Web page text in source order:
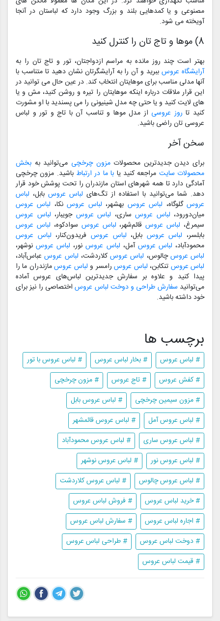
مصنوعی و یا کمدهایی بلند و بزرگ وجود دارد که لباستان در آنجا
آویخته می شود.
8) موها و تاج تان را کنترل کنید
بهتر است چند روز مانده به مراسم ازدواجتان، تور و تاج تان را به
آرایشگاه عروسببرید و آن را به آرایشگرتان نشان دهید تا متناسب با
آنها مدلی مناسب برای موهایتان انتخاب کند. در عین حال می توانید در
این قرار ملاقات درباره اینکه موهایتان را تیره و روشن کنید، مش و یا
های لایت کنید و یا حتی چه مدل شینیونی را می پسندید با او مشورت
کنید تا روز عروسی از مدل موها و تناسب آن با تاج و تور و لباس
عروسی تان راضی باشید.
سخن آخر
برای دیدن جدیدترین محصولاتمزون چرخچی می‌توانید به بخش
محصولات سایت مراجعه کنید یا با ما در ارتباط باشید. مزون چرخچی
آمادگی دارد تا همه شهرهای استان مازندران را تحت پوشش خود قرار
دهد. شما می‌توانید با استفاده از تگ‌های لباس عروس بابل، لباس
عروسگلوگاه، لباس عروس بهشهر، لباس عروسنکا، لباس عروس
میان‌دورود، لباس عروس ساری، لباس عروس جویبار، لباس عروس
سیمرغ، لباس عروسقائم‌شهر، لباس عروس سوادکوه، لباس عروس
بابلسر، لباس عروس بابل، لباس عروس فریدون‌کنار، لباس عروس
محمودآباد، لباس عروس آمل، لباس عروسنور، لباس عروسنوشهر،
لباس عروسچالوس، لباس عروس کلاردشت، لباس عروسعباس‌آباد،
لباس عروس تنکابن، لباس عروسرامسر و لباس عروسمازندران ما را
پیدا کنید و علاوه بر سفارش جدیدترین لباس‌های عروس آماده
می‌توانید سفارش طراحی و دوخت لباس عروساختصاصی را نیز برای
خود داشته باشید.
برچسب ها
# لباس عروس # بخار لباس عروس
# لباس عروس با تور
# کفش عروس
# تاج عروس
# مزون چرخچی
# مزون سیمین چرخچی
# لباس عروس بابل
# لباس عروس آمل
# لباس عروس قائمشهر
# لباس عروس ساری
# لباس عروس محمودآباد
# لباس عروس نور
# لباس عروس نوشهر
# لباس عروس چالوس
# لباس عروس کلاردشت
# خرید لباس عروس
# فروش لباس عروس
# اجاره لباس عروس
# سفارش لباس عروس
# دوخت لباس عروس
# طراحی لباس عروس
# قیمت لباس عروس